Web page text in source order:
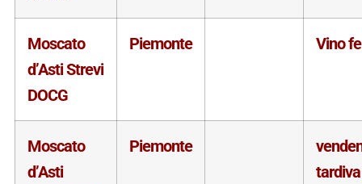
Moscato
d’Asti Strevi
DOCG
Piemonte Vino
Moscato
d’Asti
Piemonte
tardiva